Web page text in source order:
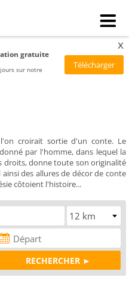
gratuite
sur notre
x
croirait sortie d'un conte. Le
par l'homme, dans lequel la
droits, donne toute son originalité
des allures de décor de conte
côtoient l'histoire...